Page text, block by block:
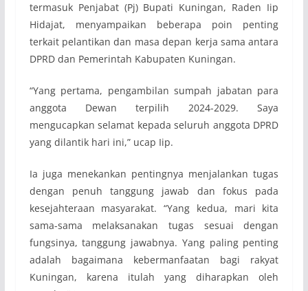
termasuk Penjabat (Pj) Bupati Kuningan, Raden Iip
Hidajat, menyampaikan beberapa poin penting
terkait pelantikan dan masa depan kerja sama antara
DPRD dan Pemerintah Kabupaten Kuningan.
“Yang pertama, pengambilan sumpah jabatan para
anggota Dewan terpilih 2024-2029. Saya
mengucapkan selamat kepada seluruh anggota DPRD
yang dilantik hari ini,” ucap Iip.
Ia juga menekankan pentingnya menjalankan tugas
dengan penuh tanggung jawab dan fokus pada
kesejahteraan masyarakat. “Yang kedua, mari kita
sama-sama melaksanakan tugas sesuai dengan
fungsinya, tanggung jawabnya. Yang paling penting
adalah bagaimana kebermanfaatan bagi rakyat
Kuningan, karena itulah yang diharapkan oleh